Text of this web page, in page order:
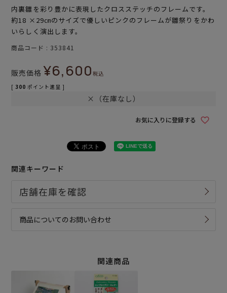
内裏雛を彩り豊かに表現したクロスステッチのフレームです。
約18 ×29㎝のサイズで優しいピンクのフレームが雛祭りをかわ
いらしく演出します。
商品コード 353841
販売価格 ¥6,600税込
[ 300 ポイント進呈 ]
×（在庫なし）
お気に入りに登録する
関連キーワード
商品についてのお問い合わせ
関連商品